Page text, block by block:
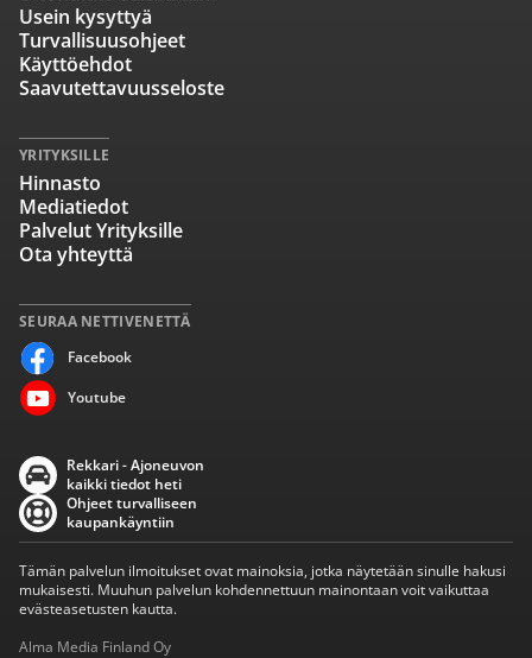
SEURAA NETTIVENETTÄ
Facebook
Youtube
Usein kysyttyä
Turvallisuusohjeet
Käyttöehdot
Saavutettavuusseloste
YRITYKSILLE
Hinnasto
Mediatiedot
Palvelut Yrityksille
Ota yhteyttä
Rekkari - Ajoneuvon
kaikki tiedot heti
Ohjeet turvalliseen
kaupankäyntiin
Tämän palvelun ilmoitukset ovat mainoksia, jotka näytetään sinulle hakusi
mukaisesti. Muuhun palvelun kohdennettuun mainontaan voit vaikuttaa
evästeasetusten kautta.
Alma Media Finland Oy